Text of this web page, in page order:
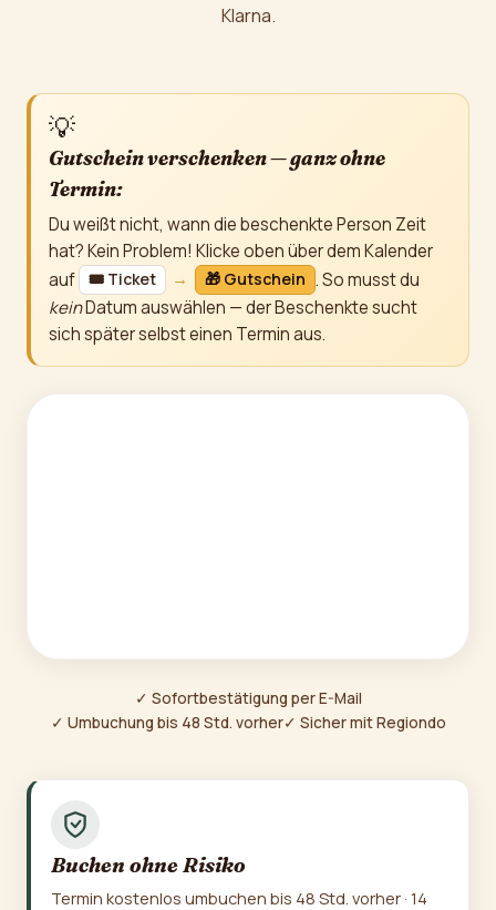
Klarna.
💡
Gutschein verschenken — ganz ohne
Termin:
Du weißt nicht, wann die beschenkte Person Zeit
hat? Kein Problem! Klicke oben über dem Kalender
auf
🎟️ Ticket → 🎁 Gutschein . So musst du
keinDatum auswählen — der Beschenkte sucht
sich später selbst einen Termin aus.
✓ Sofortbestätigung per E-Mail
✓ Umbuchung bis 48 Std. vorher✓ Sicher mit Regiondo
Buchen ohne Risiko
Termin kostenlos umbuchen bis 48 Std. vorher · 14